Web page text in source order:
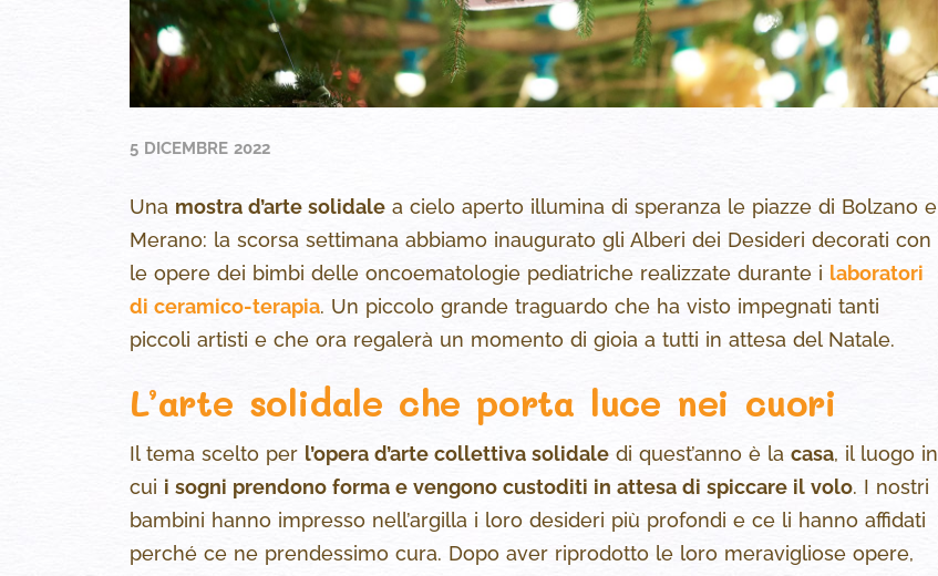
5 DICEMBRE 2022
Una mostra d’arte solidale a cielo aperto illumina di speranza le piazze di Bolzano e
Merano: la scorsa settimana abbiamo inaugurato gli Alberi dei Desideri decorati con
le opere dei bimbi delle oncoematologie pediatriche realizzate durante i laboratori
di ceramico-terapia. Un piccolo grande traguardo che ha visto impegnati tanti
piccoli artisti e che ora regalerà un momento di gioia a tutti in attesa del Natale.
L’arte solidale che porta luce nei cuori
Il tema scelto per l’opera d’arte collettiva solidale di quest’anno è la casa, il luogo in
cui i sogni prendono forma e vengono custoditi in attesa di spiccare il volo. I nostri
bambini hanno impresso nell’argilla i loro desideri più profondi e ce li hanno affidati
perché ce ne prendessimo cura. Dopo aver riprodotto le loro meravigliose opere,